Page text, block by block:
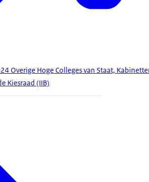
Overige Hoge Colleges van Staat,
Kiesraad (IIB)